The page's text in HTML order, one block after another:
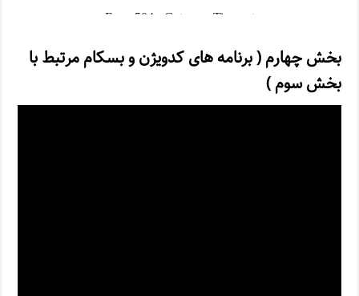
بخش چهارم ( برنامه های کدویژن و بسکام مرتبط با
بخش سوم )